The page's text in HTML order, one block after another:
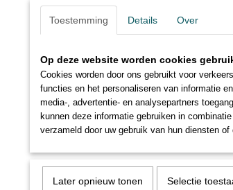
levert Tombow van begin af een enorm
vraag opnieuw enorm toe. De reden
Het bedrijfsembleem, de libelle, is niet
om de uitspraak en de typografie
symbool van geluk, moed, dapperheid,
Everycolor verkoop van Tombow vooral het
met een goede kleurafgifte. Heel geschikt
bij mensen die handlettering bedrijven.
Tombow is a Japanese family company
people in their work.
Toestemming Details Over
Op deze website worden cookies
Cookies worden door ons gebruikt voor
functies en het personaliseren van informatie
media-, advertentie- en analysepartners
kunnen deze informatie gebruiken in
verzameld door uw gebruik van hun diensten
Later opnieuw tonen Selectie